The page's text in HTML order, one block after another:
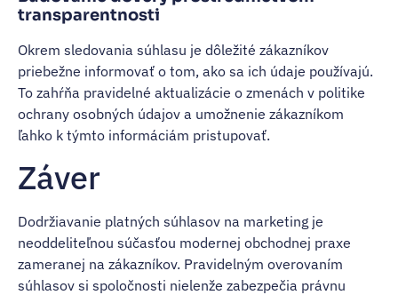
transparentnosti
Okrem sledovania súhlasu je dôležité zákazníkov
priebežne informovať o tom, ako sa ich údaje používajú.
To zahŕňa pravidelné aktualizácie o zmenách v politike
ochrany osobných údajov a umožnenie zákazníkom
ľahko k týmto informáciám pristupovať.
Záver
Dodržiavanie platných súhlasov na marketing je
neoddeliteľnou súčasťou modernej obchodnej praxe
zameranej na zákazníkov. Pravidelným overovaním
súhlasov si spoločnosti nielenže zabezpečia právnu